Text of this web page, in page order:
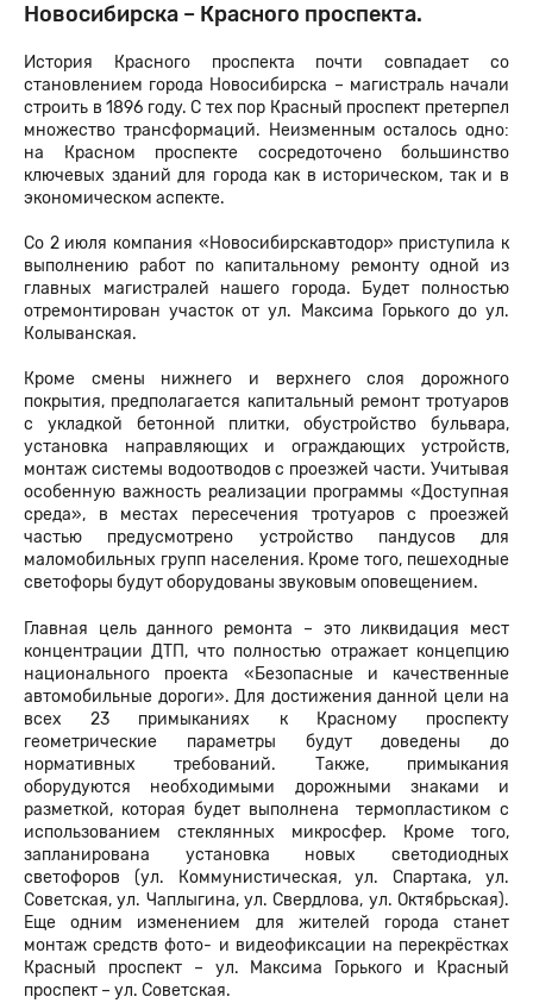
Новосибирска – Красного проспекта.
История Красного проспекта почти совпадает со
становлением города Новосибирска – магистраль начали
строить в 1896 году. С тех пор Красный проспект претерпел
множество трансформаций. Неизменным осталось одно:
на Красном проспекте сосредоточено большинство
ключевых зданий для города как в историческом, так и в
экономическом аспекте.
Со 2 июля компания «Новосибирскавтодор» приступила к
выполнению работ по капитальному ремонту одной из
главных магистралей нашего города. Будет полностью
отремонтирован участок от ул. Максима Горького до ул.
Колыванская.
Кроме смены нижнего и верхнего слоя дорожного
покрытия, предполагается капитальный ремонт тротуаров
с укладкой бетонной плитки, обустройство бульвара,
установка направляющих и ограждающих устройств,
монтаж системы водоотводов с проезжей части. Учитывая
особенную важность реализации программы «Доступная
среда», в местах пересечения тротуаров с проезжей
частью предусмотрено устройство пандусов для
маломобильных групп населения. Кроме того, пешеходные
светофоры будут оборудованы звуковым оповещением.
Главная цель данного ремонта – это ликвидация мест
концентрации ДТП, что полностью отражает концепцию
национального проекта «Безопасные и качественные
автомобильные дороги». Для достижения данной цели на
всех 23 примыканиях к Красному проспекту
геометрические параметры будут доведены до
нормативных требований. Также, примыкания
оборудуются необходимыми дорожными знаками и
разметкой, которая будет выполнена термопластиком с
использованием стеклянных микросфер. Кроме того,
запланирована установка новых светодиодных
светофоров (ул. Коммунистическая, ул. Спартака, ул.
Советская, ул. Чаплыгина, ул. Свердлова, ул. Октябрьская).
Еще одним изменением для жителей города станет
монтаж средств фото- и видеофиксации на перекрёстках
Красный проспект – ул. Максима Горького и Красный
проспект – ул. Советская.